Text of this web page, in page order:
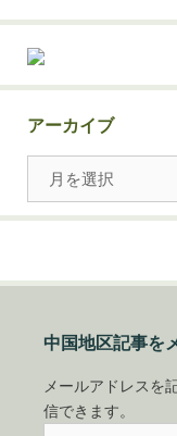
アーカイブ
カ
中国地区記事を
メールアドレスを
信できます。